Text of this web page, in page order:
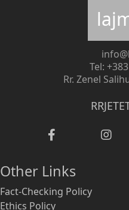
Tel:
Rr. Zenel
Other Links
Fact-Checking Policy
Ethics Policy